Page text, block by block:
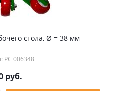
стола, Ø = 38 мм
РС 006348
руб.